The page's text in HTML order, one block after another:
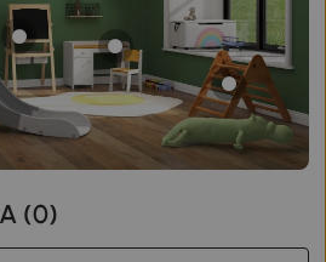
(0)